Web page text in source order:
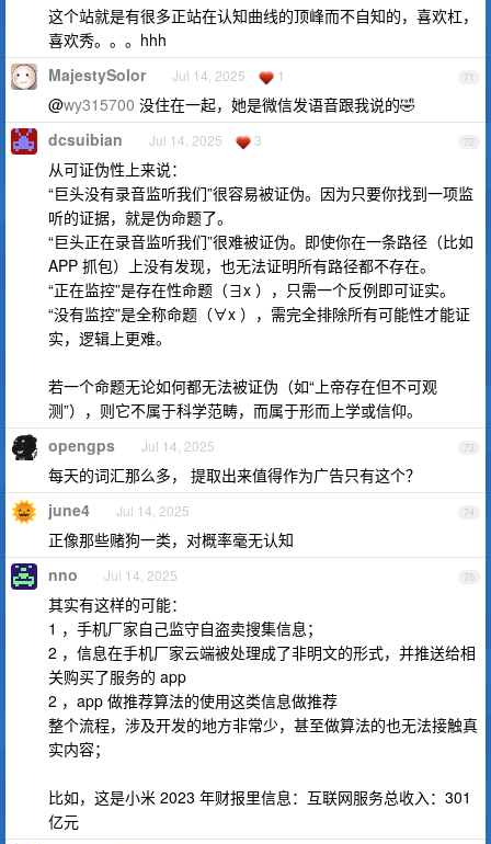
这个站就是有很多正站在认知曲线的顶峰而不自知的，喜欢杠，
喜欢秀。。。hhh
71
MajestySolor Jul 14, 2025 1
@wy315700 没住在一起，她是微信发语音跟我说的🤣
72
dcsuibian Jul 14, 2025 3
从可证伪性上来说：
“巨头没有录音监听我们”很容易被证伪。因为只要你找到一项监
听的证据，就是伪命题了。
“巨头正在录音监听我们”很难被证伪。即使你在一条路径（比如
APP 抓包）上没有发现，也无法证明所有路径都不存在。
“正在监控”是存在性命题（∃x ），只需一个反例即可证实。
“没有监控”是全称命题（∀x ），需完全排除所有可能性才能证
实，逻辑上更难。
若一个命题无论如何都无法被证伪（如“上帝存在但不可观
测”），则它不属于科学范畴，而属于形而上学或信仰。
73
opengps Jul 14, 2025
每天的词汇那么多， 提取出来值得作为广告只有这个？
74
june4 Jul 14, 2025
正像那些赌狗一类，对概率毫无认知
75
nno Jul 14, 2025
其实有这样的可能：
1 ，手机厂家自己监守自盗卖搜集信息；
2 ，信息在手机厂家云端被处理成了非明文的形式，并推送给相
关购买了服务的 app
2 ，app 做推荐算法的使用这类信息做推荐
整个流程，涉及开发的地方非常少，甚至做算法的也无法接触真
实内容；
比如，这是小米 2023 年财报里信息：互联网服务总收入：301
亿元